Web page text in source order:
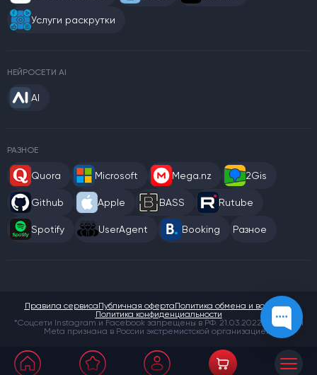
Услуги раскрутки
НЕЙРОСЕТИ AI
AI
РАЗНОЕ
Quora Microsoft Mega.nz 2Gis
Github Apple BASS Rutube
Spotify UserAgent Booking Разное
*Соцсети Instagram и Facebook запрещены в РФ. 21.03.2022 компания
Meta признана в России экстремистской организацией.
Правила сервисаПубличная офертаПолитика обмена и возврата
Политика конфиденциальности